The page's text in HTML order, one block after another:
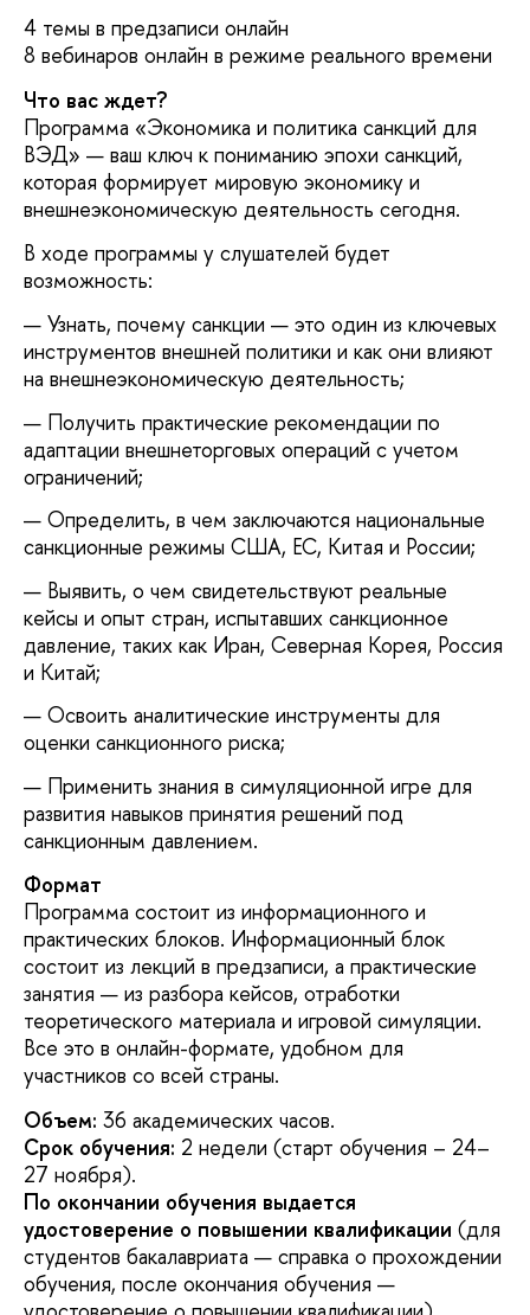
4 темы в предзаписи онлайн
8 вебинаров онлайн в режиме реального времени
Что вас ждет?
Программа «Экономика и политика санкций для
ВЭД» — ваш ключ к пониманию эпохи санкций,
которая формирует мировую экономику и
внешнеэкономическую деятельность сегодня.
В ходе программы у слушателей будет
возможность:
Узнать, почему санкции — это один из ключевых
инструментов внешней политики и как они влияют
на внешнеэкономическую деятельность;
Получить практические рекомендации по
адаптации внешнеторговых операций с учетом
ограничений;
Определить, в чем заключаются национальные
санкционные режимы США, ЕС, Китая и России;
Выявить, о чем свидетельствуют реальные
кейсы и опыт стран, испытавших санкционное
давление, таких как Иран, Северная Корея, Россия
и Китай;
Освоить аналитические инструменты для
оценки санкционного риска;
Применить знания в симуляционной игре для
развития навыков принятия решений под
санкционным давлением.
Формат
Программа состоит из информационного и
практических блоков. Информационный блок
состоит из лекций в предзаписи, а практические
занятия — из разбора кейсов, отработки
теоретического материала и игровой симуляции.
Все это в онлайн-формате, удобном для
участников со всей страны.
Объем: 36 академических часов.
Срок обучения: 2 недели (старт обучения – 24–
27 ноября).
По окончании обучения выдается
удостоверение о повышении квалификации (для
студентов бакалавриата — справка о прохождении
обучения, после окончания обучения —